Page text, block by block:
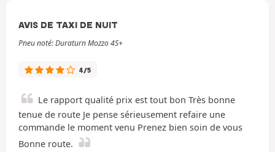
AVIS DE TAXI DE NUIT
Pneu noté: Duraturn Mozzo 4S+
4/5
Le rapport qualité prix est tout bon Très bonne
tenue de route Je pense sérieusement refaire une
commande le moment venu Prenez bien soin de vous
Bonne route.